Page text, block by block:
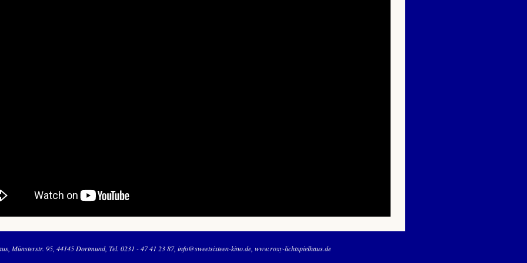
Münsterstr. 95 44145 Dortmund Tel. 0231 - 47 41 23 87 info@sweetsixteen-kino.de www.roxy-lichtspielhaus.de